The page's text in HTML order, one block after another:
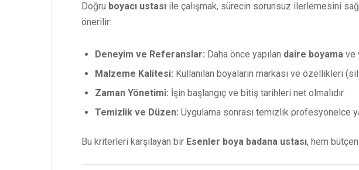
Doğru boyacı ustası ile çalışmak, sürecin sorunsuz ilerlemesini
önerilir:
Deneyim ve Referanslar: Daha önce yapılan daire boyama ve
Malzeme Kalitesi: Kullanılan boyaların markası ve özellikleri
Zaman Yönetimi: İşin başlangıç ve bitiş tarihleri net olmalıdır.
Temizlik ve Düzen: Uygulama sonrası temizlik profesyonelce
Bu kriterleri karşılayan bir Esenler boya badana ustası, hem